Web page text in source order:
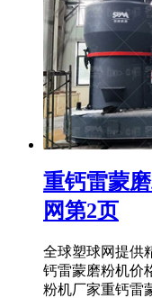
重钙雷蒙
网第2页
全球塑球网提供
钙雷蒙磨粉机价
粉机厂家重钙雷